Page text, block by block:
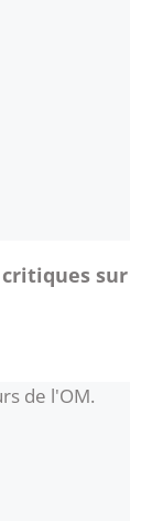
critiques sur